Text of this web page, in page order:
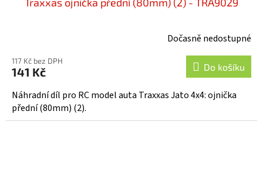
Dočasně nedostupné
117 Kč bez DPH
141 Kč Do košíku
Náhradní díl pro RC model auta Traxxas Jato 4x4: ojnička
přední (80mm) (2).